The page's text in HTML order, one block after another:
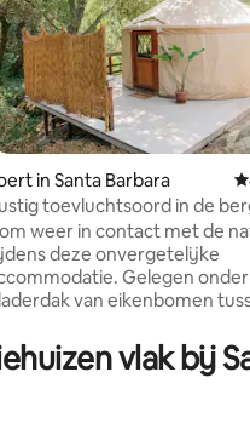
van 4,9 op 5, 556
in Santa Barbara
toevluchtsoord in de
weer in contact met de
deze onvergetelijke
Gelegen
van eikenbomen
het perfecte uitje. Als je op zoek
naar een unieke manier
vlak bij